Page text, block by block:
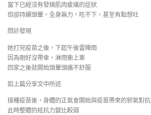
當下已經沒有發燒肌肉痠痛的症狀
但卻持續頭暈，全身無力，吃不下，甚至有點想吐
問診發現
她打完疫苗之後，下起午後雷陣雨
因為剛好沒帶傘，淋雨衝上車
回家之後就開始頭暈頭痛不舒服
如上篇分享文中所述
接種疫苗後，身體的正氣會開始與疫苗帶來的邪氣對抗
此時整體的抵抗力變比較弱